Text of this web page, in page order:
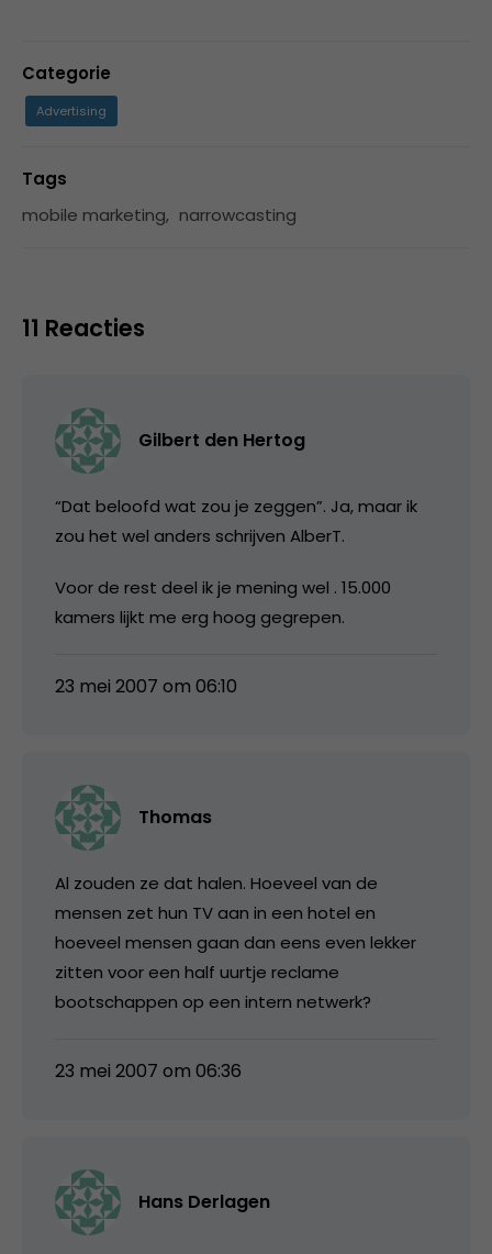
Categorie
Advertising
Tags
mobile marketing, narrowcasting
11 Reacties
Gilbert den Hertog
“Dat beloofd wat zou je zeggen”. Ja, maar ik
zou het wel anders schrijven AlberT.
Voor de rest deel ik je mening wel . 15.000
kamers lijkt me erg hoog gegrepen.
23 mei 2007 om 06:10
Thomas
Al zouden ze dat halen. Hoeveel van de
mensen zet hun TV aan in een hotel en
hoeveel mensen gaan dan eens even lekker
zitten voor een half uurtje reclame
bootschappen op een intern netwerk?
23 mei 2007 om 06:36
Hans Derlagen